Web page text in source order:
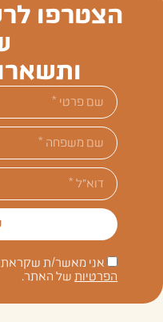
הצטרפו
אני מאשר/ת
הפרטיותשל האתר.